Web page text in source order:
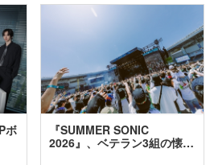
ボ
『SUMMER SONIC
2026』、ベテラン3組の懐…